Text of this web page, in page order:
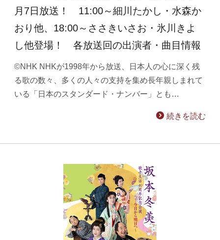
月7日放送！ 11:00～細川たかし・水森か
おり他、18:00～ささきいさお・氷川きよ
し他登場！ 各放送回の出演者・曲目情報
©NHK NHKが1998年から放送、日本人の心に深く残
る歌の数々、多くの人々の支持を集め長年親しまれて
いる「日本のスタンダード・ナンバー」とも…
続きを読む